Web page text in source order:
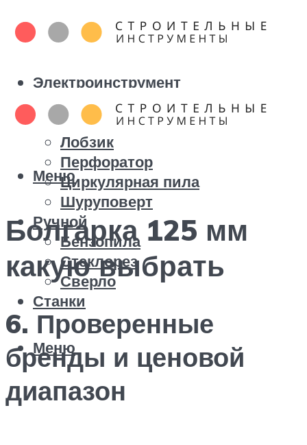
Электроинструмент
Болгарка
Дрель
Лобзик
Перфоратор
Циркулярная пила
Шуруповерт
Ручной
Бензопила
Стеклорез
Сверло
Станки
Меню
Меню
Болгарка 125 мм
какую выбрать
6. Проверенные
бренды и ценовой
диапазон